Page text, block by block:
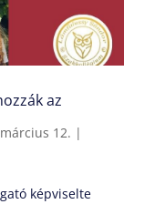
az
12. |
képviselte